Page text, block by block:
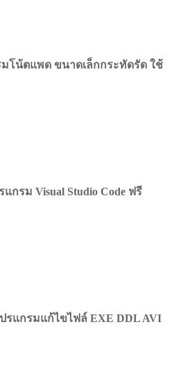
มโน้ตแพด ขนาดเล็กกระทัดรัด ใช้
แกรม Visual Studio Code ฟรี
ปรแกรมแก้ไขไฟล์ EXE DDL AVI